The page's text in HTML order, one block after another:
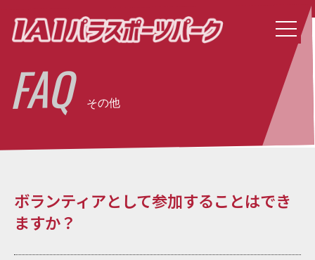
FAQ その他
ボランティアとして参加することはでき
ますか？